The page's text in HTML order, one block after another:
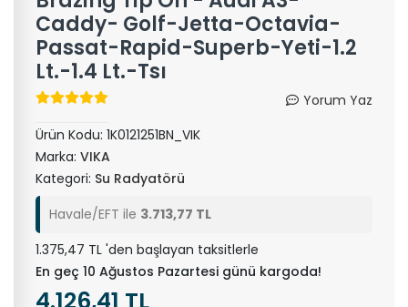
Caddy- Golf-Jetta-Octavia-
Passat-Rapid-Superb-Yeti-1.2
Lt.-1.4 Lt.-Tsı
Yorum Yaz
Ürün Kodu: 1K0121251BN_VIK
Marka: VIKA
Kategori: Su Radyatörü
Havale/EFT ile 3.713,77 TL
1.375,47 TL 'den başlayan taksitlerle
En geç 10 Ağustos Pazartesi günü kargoda!